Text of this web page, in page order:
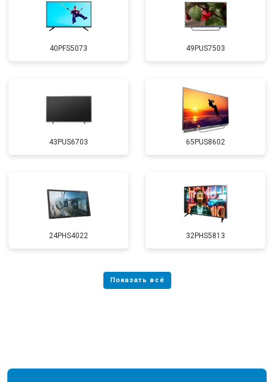
40PFS5073 49PUS7503
43PUS6703 65PUS8602
24PHS4022 32PHS5813